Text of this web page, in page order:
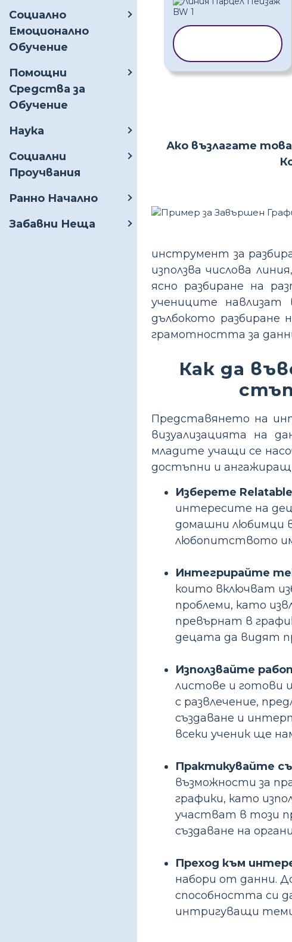
Социално
Емоционално
Обучение
Помощни
Средства за
Обучение
Наука
Социални
Проучвания
Ранно Начално
Забавни Неща
Ако възлагате
инструмент за
използва числова
ясно разбиране на
учениците навлизат
дълбокото разбиране
грамотността за
Как да
Представянето на
визуализацията на
младите учащи се
достъпни и
Изберете
интересите на
домашни любимци
любопитството им
Интегрирайте
които включват
проблеми, като
превърнат в
децата да видят
Използвайте
листове и готови
с развлечение,
създаване и
всеки ученик ще
Практикувайте
възможности за
графики, като
участват в този
създаване на
Преход към
набори от данни.
способността си
интригуващи теми